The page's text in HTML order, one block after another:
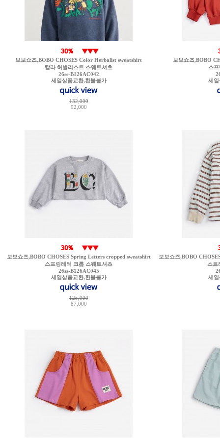
보보쇼즈,BOBO CHOSES Color Herbalist sweatshirt
칼라 허벌리스트 스웨트셔츠
26ss-B126AC042
세일상품교환,환불불가
132,000
92,000
보보쇼즈,BOBO
스
세일
보보쇼즈,BOBO CHOSES Spring Letters cropped sweatshirt
스프링레터 크롭 스웨트셔츠
26ss-B126AC045
세일상품교환,환불불가
125,000
87,000
보보쇼즈,BOBO
스트
세일